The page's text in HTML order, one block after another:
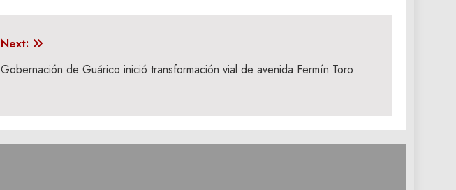
Next:
‎Gobernación de Guárico inició transformación vial de avenida Fermín Toro